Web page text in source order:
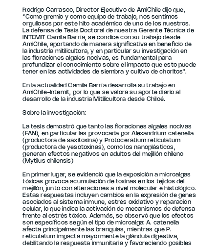
Rodrigo Carrasco, Director Ejecutivo de AmiChile dijo que,
“Como gremio y como equipo de trabajo, nos sentimos
orgullosos por este hito académico de uno de los nuestros.
La defensa de Tesis Doctoral de nuestra Gerente Técnica de
INTEMIT Camila Barría, se condice con su trabajo desde
AmiChile, aportando de manera significativa en beneficio de
la industria mitilicultora, y en particular su investigación en
las floraciones algales nocivas, es fundamental para
profundizar el conocimiento sobre el impacto que esto puede
tener en las actividades de siembra y cultivo de choritos".
En la actualidad Camila Barría desarrolla su trabajo en
AmiChile-Intemit, por lo que se valora su aporte diario al
desarrollo de la industria Mitilicultora desde Chiloé.
Sobre la investigación:
La tesis demostró que tanto las floraciones algales nocivas
(FAN), en particular las provocada por Alexandrium catenella
(productora de saxitoxina) y Protoceratium reticulatum
(productora de yesotoxinas), como los nanoplásticos,
generan efectos negativos en adultos del mejillón chileno
(Mytilus chilensis)
En primer lugar, se evidenció que la exposición a microalgas
tóxicas provoca acumulación de toxinas en los tejidos del
mejillón, junto con alteraciones a nivel molecular e histológico.
Estas respuestas incluyen cambios en la expresión de genes
asociados al sistema inmune, estrés oxidativo y reparación
celular, lo que indica la activación de mecanismos de defensa
frente al estrés tóxico. Además, se observó que los efectos
son específicos según el tipo de microalga: A. catenella
afecta principalmente las branquias, mientras que P.
reticulatum impacta mayormente la glándula digestiva,
debilitando la respuesta inmunitaria y favoreciendo posibles